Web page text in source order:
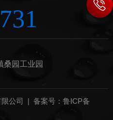
桑园工业园
限公司 | 备案号：鲁ICP备